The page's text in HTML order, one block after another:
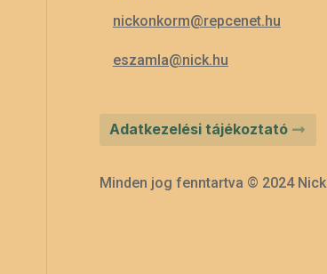
nickonkorm@repcenet.hu
eszamla@nick.hu
Adatkezelési tájékoztató
Minden jog fenntartva © 2024 Nick